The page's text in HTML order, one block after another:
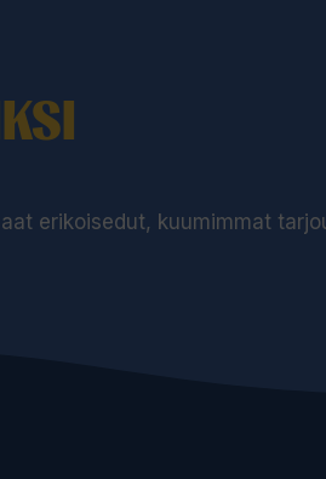
erikoisedut, kuumimmat